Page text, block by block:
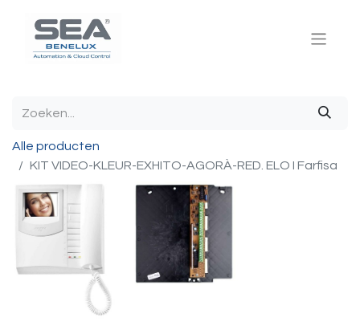
Alle producten
KIT VIDEO-KLEUR-EXHITO-AGORÀ-RED. ELO I Farfisa